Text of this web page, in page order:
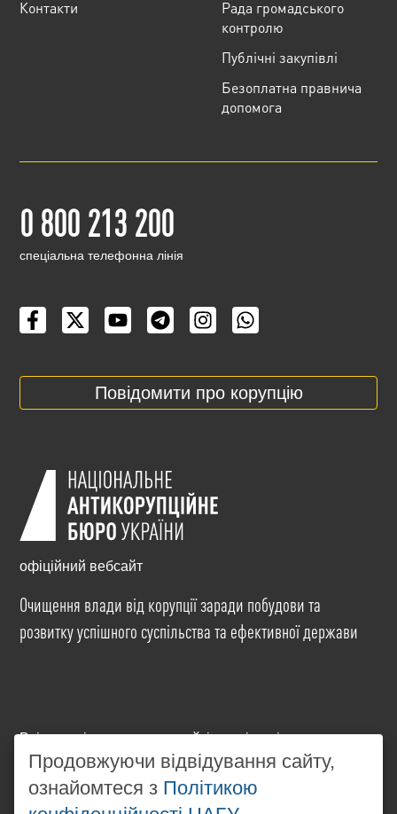
Контакти
Рада громадського
контролю
Публічні закупівлі
Безоплатна правнича
допомога
0 800 213 200
cпеціальна телефонна лінія
Повідомити про корупцію
офіційний вебсайт
Очищення влади від корупції заради побудови та
розвитку успішного суспільства та ефективної держави
Всі матеріали на цьому сайті розміщені на умовах
ліцензіїCreative Commons Attribution-NonCommercial-
NoDerivatives 4.0 International. Використання будь-
яких матеріалів, розміщених на сайті, дозволяється
Продовжуючи відвідування сайту,
ознайомтеся з Політикою